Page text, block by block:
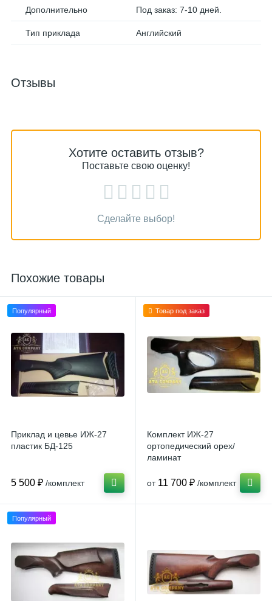
Дополнительно Под заказ: 7-10 дней.
Тип приклада Английский
Отзывы
Хотите оставить отзыв?
Поставьте свою оценку!
Сделайте выбор!
Похожие товары
Популярный
Приклад и цевье ИЖ-27
пластик БД-125
5 500 ₽ /комплект
Товар под заказ
Комплект ИЖ-27
ортопедический орех/
ламинат
от 11 700 ₽ /комплект
Популярный